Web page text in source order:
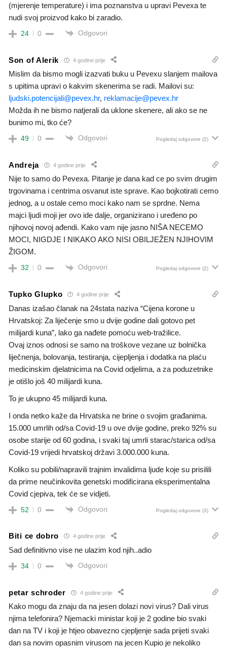
(mjerenje temperature) i ima poznanstva u upravi Pevexa te
nudi svoj proizvod kako bi zaradio.
24 0 Odgovori
Son of Alerik 4 godine prije
Mislim da bismo mogli izazvati buku u Pevexu slanjem mailova
s upitima upravi o kakvim skenerima se radi. Mailovi su:
ljudski.potencijali@pevex.hr, reklamacije@pevex.hr
Možda ih ne bismo natjerali da uklone skenere, ali ako se ne
bunimo mi, tko će?
49 0 Odgovori Pogledaj odgovore (2)
Andreja 4 godine prije
Nije to samo do Pevexa. Pitanje je dana kad ce po svim drugim
trgovinama i centrima osvanut iste sprave. Kao bojkotirati cemo
jednog, a u ostale cemo moci kako nam se sprdne. Nema
majci ljudi moji jer ovo ide dalje, organizirano i uređeno po
njihovoj novoj ađendi. Kako vam nije jasno NIŠA NECEMO
MOCI, NIGDJE I NIKAKO AKO NISI OBILJEŽEN NJIHOVIM
ŽIGOM.
32 0 Odgovori Pogledaj odgovore (2)
Tupko Glupko 4 godine prije
Danas izašao članak na 24stata naziva “Cijena korone u
Hrvatskoj: Za liječenje smo u dvije godine dali gotovo pet
milijardi kuna”, lako ga nađete pomoću web-tražilice.
Ovaj iznos odnosi se samo na troškove vezane uz bolnička
liječnenja, bolovanja, testiranja, cijepljenja i dodatka na plaću
medicinskim djelatnicima na Covid odjelima, a za poduzetnike
je otišlo još 40 milijardi kuna.
To je ukupno 45 milijardi kuna.
I onda netko kaže da Hrvatska ne brine o svojim građanima.
15.000 umrlih od/sa Covid-19 u ove dvije godine, preko 92% su
osobe starije od 60 godina, i svaki taj umrli starac/starica od/sa
Covid-19 vrijedi hrvatskoj državi 3.000.000 kuna.
Koliko su pobili/napravili trajnim invalidima ljude koje su prisilili
da prime neučinkovita genetski modificirana eksperimentalna
Covid cjepiva, tek će se vidjeti.
52 0 Odgovori Pogledaj odgovore (3)
Biti ce dobro 4 godine prije
Sad definitivno vise ne ulazim kod njih..adio
34 0 Odgovori
petar schroder 4 godine prije
Kako mogu da znaju da na jesen dolazi novi virus? Dali virus
njima telefonira? Njemacki ministar koji je 2 godine bio svaki
dan na TV i koji je htjeo obavezno cjepljenje sada prijeti svaki
dan sa novim opasnim virusom na jecen Kupio je nekoliko